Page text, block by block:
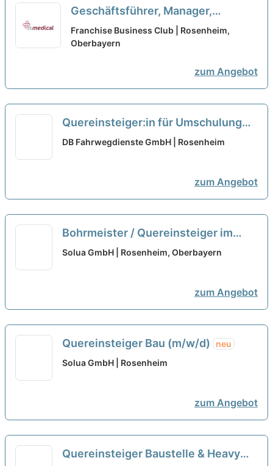
Geschäftsführer, Manager,
Quereinsteiger, Macher als
Franchisepartner in Rosenheim
Franchise Business Club | Rosenheim,
Oberbayern
zum Angebot
Quereinsteiger:in für Umschulung
zur Fachkraft Baustellensicherung
DB Fahrwegdienste GmbH | Rosenheim
zum Angebot
Bohrmeister / Quereinsteiger im
Tiefbau (m/w/d) – Start in Berkheim
Solua GmbH | Rosenheim, Oberbayern
zum Angebot
Quereinsteiger Bau (m/w/d)
neu
Solua GmbH | Rosenheim
zum Angebot
Quereinsteiger Baustelle & Heavy